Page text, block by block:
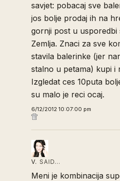
savjet: pobacaj sve
jos bolje prodaj ih na
gornji post u usporedbi
Zemlja. Znaci za sve
stavila balerinke (jer
stalno u petama) kupi i
Izgledat ces 10puta
su malo je reci ocaj.
6/12/2012 10:07:00 pm
V. SAID…
Meni je kombinacija